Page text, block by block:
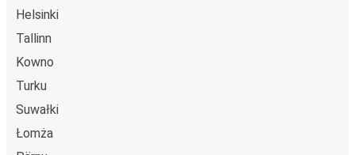
Helsinki
Tallinn
Kowno
Turku
Suwałki
Łomża